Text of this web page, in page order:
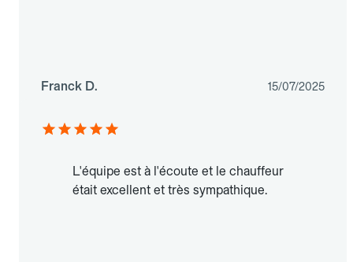
Franck D. 15/07/2025
L'équipe est à l'écoute et le chauffeur
était excellent et très sympathique.